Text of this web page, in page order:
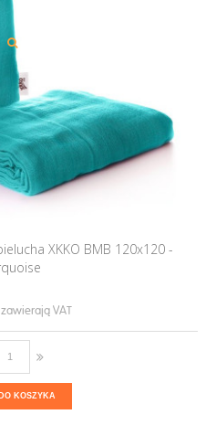
XKKO BMB 120x120 -
KOSZYKA